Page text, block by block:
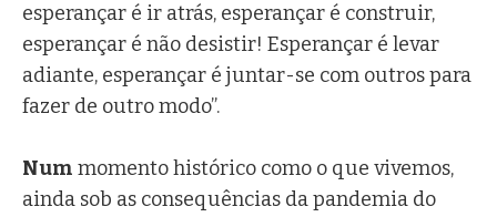
esperançar é ir atrás, esperançar é construir,
esperançar é não desistir! Esperançar é levar
adiante, esperançar é juntar-se com outros para
fazer de outro modo”.
Num momento histórico como o que vivemos,
ainda sob as consequências da pandemia do